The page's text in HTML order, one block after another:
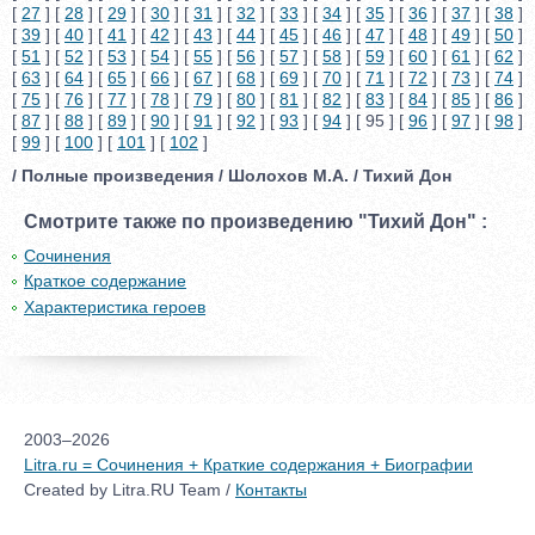
[ 27 ] [ 28 ] [ 29 ] [ 30 ] [ 31 ] [ 32 ] [ 33 ] [ 34 ] [ 35 ] [ 36 ] [ 37 ] [ 38 ]
[ 39 ] [ 40 ] [ 41 ] [ 42 ] [ 43 ] [ 44 ] [ 45 ] [ 46 ] [ 47 ] [ 48 ] [ 49 ] [ 50 ]
[ 51 ] [ 52 ] [ 53 ] [ 54 ] [ 55 ] [ 56 ] [ 57 ] [ 58 ] [ 59 ] [ 60 ] [ 61 ] [ 62 ]
[ 63 ] [ 64 ] [ 65 ] [ 66 ] [ 67 ] [ 68 ] [ 69 ] [ 70 ] [ 71 ] [ 72 ] [ 73 ] [ 74 ]
[ 75 ] [ 76 ] [ 77 ] [ 78 ] [ 79 ] [ 80 ] [ 81 ] [ 82 ] [ 83 ] [ 84 ] [ 85 ] [ 86 ]
[ 87 ] [ 88 ] [ 89 ] [ 90 ] [ 91 ] [ 92 ] [ 93 ] [ 94 ] [ 95 ] [ 96 ] [ 97 ] [ 98 ]
[ 99 ] [ 100 ] [ 101 ] [ 102 ]
/ Полные произведения / Шолохов М.А. / Тихий Дон
Смотрите также по произведению "Тихий Дон" :
Сочинения
Краткое содержание
Характеристика героев
2003–2026
Litra.ru = Сочинения + Краткие содержания + Биографии
Created by Litra.RU Team / Контакты